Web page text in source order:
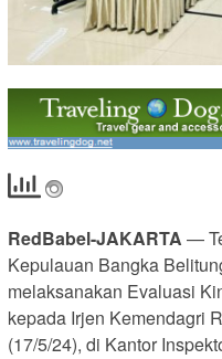
RedBabel-JAKARTA —
Kepulauan Bangka
melaksanakan Evaluasi
kepada Irjen Kemendagri
(17/5/24), di Kantor